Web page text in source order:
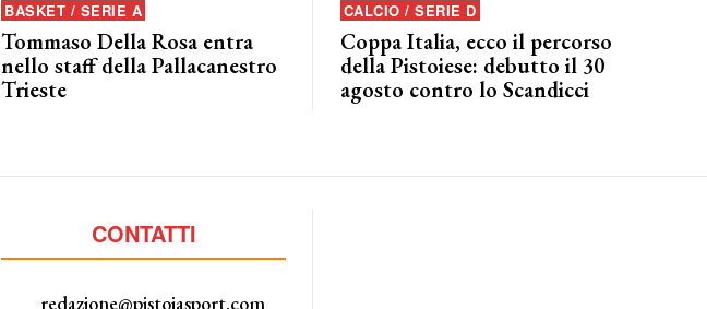
BASKET / SERIE A
Tommaso Della Rosa entra
nello staff della Pallacanestro
Trieste
CALCIO / SERIE D
Coppa Italia, ecco il percorso
della Pistoiese: debutto il 30
agosto contro lo Scandicci
CONTATTI
redazione@pistoiasport.com